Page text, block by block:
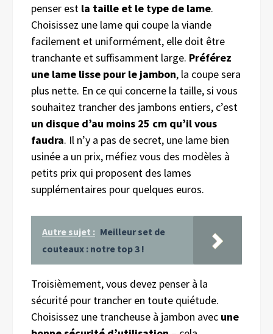
penser est la taille et le type de lame.
Choisissez une lame qui coupe la viande
facilement et uniformément, elle doit être
tranchante et suffisamment large. Préférez
une lame lisse pour le jambon, la coupe sera
plus nette. En ce qui concerne la taille, si vous
souhaitez trancher des jambons entiers, c’est
un disque d’au moins 25 cm qu’il vous
faudra. Il n’y a pas de secret, une lame bien
usinée a un prix, méfiez vous des modèles à
petits prix qui proposent des lames
supplémentaires pour quelques euros.
Autre sujet : Meilleur set de
couteaux : notre top 3 !
Troisièmement, vous devez penser à la
sécurité pour trancher en toute quiétude.
Choisissez une trancheuse à jambon avec une